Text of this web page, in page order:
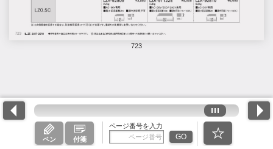
723
ペン 付箋
ページ番号を入力
GO